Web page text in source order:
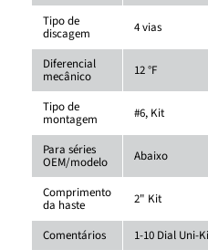
Tipo de
discagem 4 vias
Diferencial
mecânico 12 °F
Tipo de
montagem #6, Kit
Para séries
OEM/modelo Abaixo
Comprimento
da haste 2" Kit
Comentários 1-10 Dial Uni-